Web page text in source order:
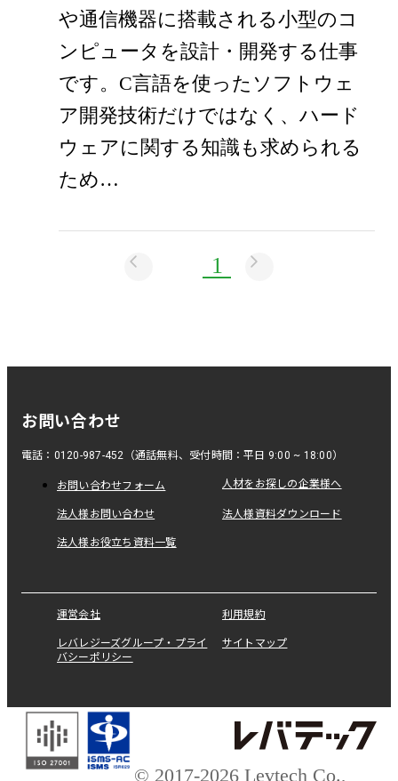
や通信機器に搭載される小型のコ
ンピュータを設計・開発する仕事
です。C言語を使ったソフトウェ
ア開発技術だけではなく、ハード
ウェアに関する知識も求められる
ため…
1
お問い合わせ
電話：0120-987-452（通話無料、受付時間：平日 9:00 ~ 18:00）
お問い合わせフォーム 人材をお探しの企業様へ
法人様お問い合わせ 法人様資料ダウンロード
法人様お役立ち資料一覧
運営会社 利用規約
レバレジーズグループ・プライ
バシーポリシー
サイトマップ
© 2017-2026 Levtech Co.,